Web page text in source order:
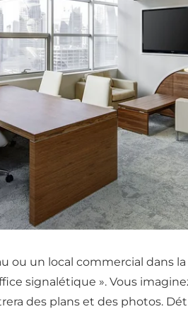
ou un local commercial dans la
signalétique ». Vous
des plans et des photos.